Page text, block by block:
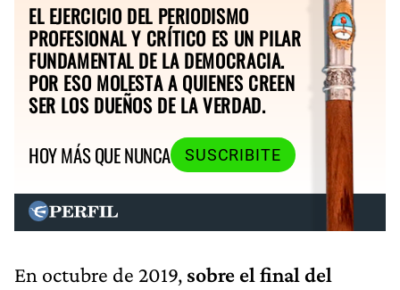
EL EJERCICIO DEL PERIODISMO
PROFESIONAL Y CRÍTICO ES UN PILAR
FUNDAMENTAL DE LA DEMOCRACIA.
POR ESO MOLESTA A QUIENES CREEN
SER LOS DUEÑOS DE LA VERDAD.
HOY MÁS QUE NUNCA
SUSCRIBITE
En octubre de 2019, sobre el final del